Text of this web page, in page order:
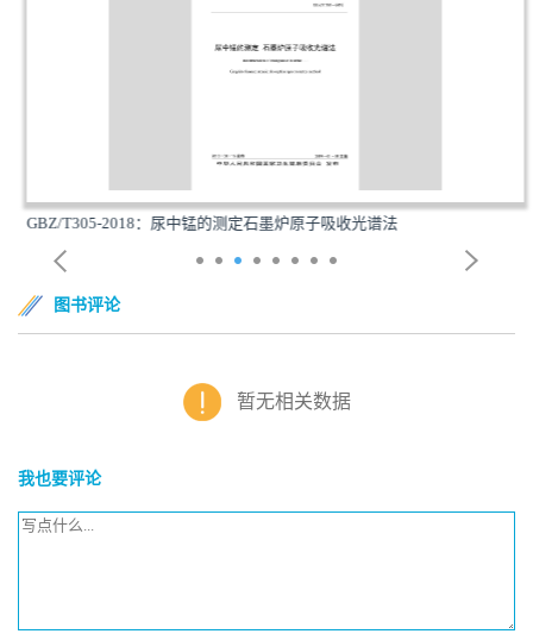
GBZ/T305-2018：尿中锰的测定石墨炉原子吸收光谱法
图书评论
暂无相关数据
我也要评论